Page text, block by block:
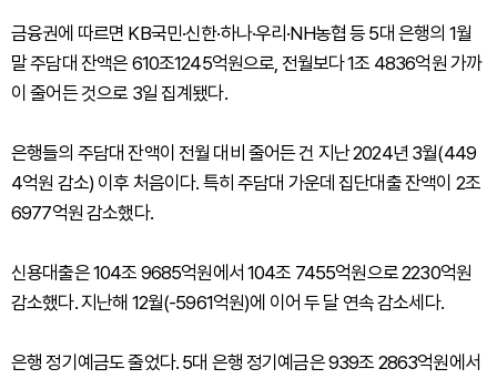
금융권에 따르면 KB국민·신한·하나·우리·NH농협 등 5대 은행의 1월
말 주담대 잔액은 610조1245억원으로, 전월보다 1조 4836억원 가까
이 줄어든 것으로 3일 집계됐다.
은행들의 주담대 잔액이 전월 대비 줄어든 건 지난 2024년 3월(449
4억원 감소) 이후 처음이다. 특히 주담대 가운데 집단대출 잔액이 2조
6977억원 감소했다.
신용대출은 104조 9685억원에서 104조 7455억원으로 2230억원
감소했다. 지난해 12월(-5961억원)에 이어 두 달 연속 감소세다.
은행 정기예금도 줄었다. 5대 은행 정기예금은 939조 2863억원에서